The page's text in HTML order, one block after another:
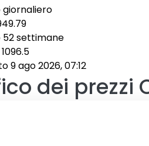
settimane
1096.5
9 ago 2026, 07:12
dei prezzi